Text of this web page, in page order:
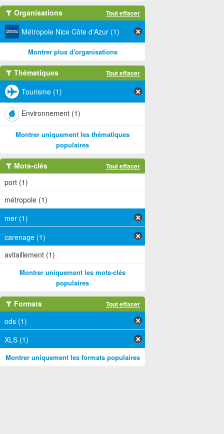
Organisations Tout effacer
Métropole Nice Côte d'Azur (1)
Montrer plus d'organisations
Thématiques Tout effacer
Tourisme (1)
Environnement (1)
Montrer uniquement les thématiques
populaires
Mots-clés Tout effacer
port (1)
métropole (1)
mer (1)
carenage (1)
avitaillement (1)
Montrer uniquement les mots-clés
populaires
Formats Tout effacer
ods (1)
XLS (1)
Montrer uniquement les formats populaires